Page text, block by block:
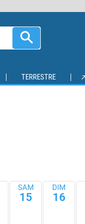
TERRESTRE
SAM
15
DIM
16